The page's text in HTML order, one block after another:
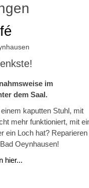
im
dem Saal.
kaputten Stuhl, mit
mehr funktioniert, mit
ein Loch hat?
Oeynhausen!
hier...